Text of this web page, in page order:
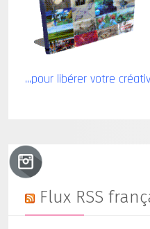
...pour libérer votre
Flux RSS